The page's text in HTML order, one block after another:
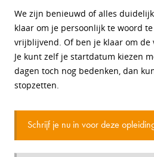
We zijn benieuwd of alles
klaar om je persoonlijk te woord
vrijblijvend. Of ben je klaar om de
Je kunt zelf je startdatum kiezen
dagen toch nog bedenken, dan
stopzetten.
Schrijf je nu in voor deze